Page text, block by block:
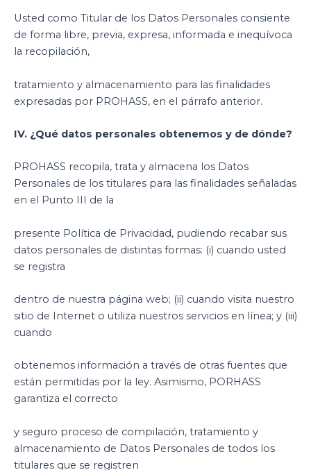
Usted como Titular de los Datos Personales consiente
de forma libre, previa, expresa, informada e inequívoca
la recopilación,
tratamiento y almacenamiento para las finalidades
expresadas por PROHASS, en el párrafo anterior.
IV. ¿Qué datos personales obtenemos y de dónde?
PROHASS recopila, trata y almacena los Datos
Personales de los titulares para las finalidades señaladas
en el Punto III de la
presente Política de Privacidad, pudiendo recabar sus
datos personales de distintas formas: (i) cuando usted
se registra
dentro de nuestra página web; (ii) cuando visita nuestro
sitio de Internet o utiliza nuestros servicios en línea; y (iii)
cuando
obtenemos información a través de otras fuentes que
están permitidas por la ley. Asimismo, PORHASS
garantiza el correcto
y seguro proceso de compilación, tratamiento y
almacenamiento de Datos Personales de todos los
titulares que se registren